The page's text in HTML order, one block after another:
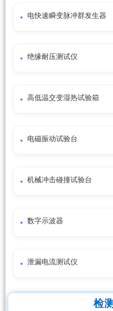
电快速瞬变脉冲群发生器
绝缘耐压测试仪
高低温交变湿热试验箱
电磁振动试验台
机械冲击碰撞试验台
数字示波器
泄漏电流测试仪
检